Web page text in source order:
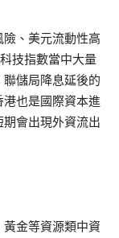
、美元流動性高
技指數當中大量
儲局降息延後的
也是國際資本進
會出現外資流出
金等資源類中資